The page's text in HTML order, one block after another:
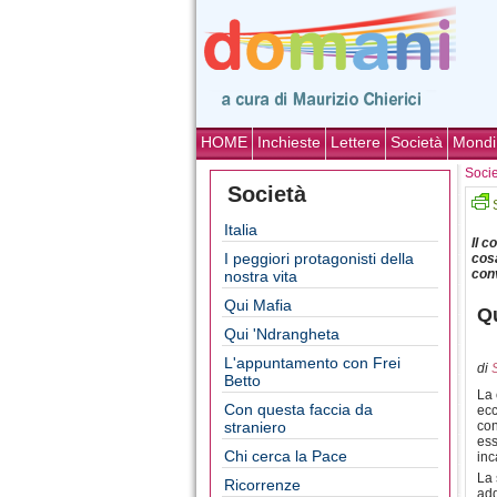
HOME Inchieste Lettere Società Mondi
Società
Italia
I peggiori protagonisti della
nostra vita
Qui Mafia
Qui 'Ndrangheta
L'appuntamento con Frei
Betto
Con questa faccia da
straniero
Chi cerca la Pace
Ricorrenze
Il
di
La
La